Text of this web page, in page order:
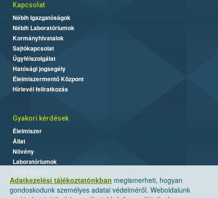
Adatkezelési tájékoztatónkban megismerheti, hogyan
gondoskodunk személyes adatai védelméről. Weboldalunk
Kapcsolat
Nébih Igazgatóságok
Nébih Laboratóriumok
Kormányhivatalok
Sajtókapcsolat
Ügyfélszolgálat
Hatósági jogsegély
Élelmiszermentő Központ
Hírlevél feliratkozás
Gyakori kérdések
Élelmiszer
Állat
Növény
Laboratóriumok